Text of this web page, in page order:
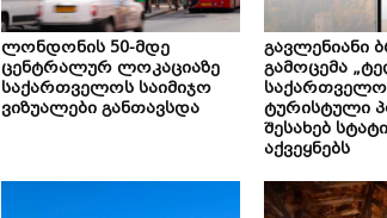
ლონდონის 50-მდე
ცენტრალურ ლოკაციაზე
საქართველოს საიმიჯო
ვიზუალები განთავსდა
გავლენიანი
გამოცემა
ტურისტული
შესახებ
აქვეყნებს